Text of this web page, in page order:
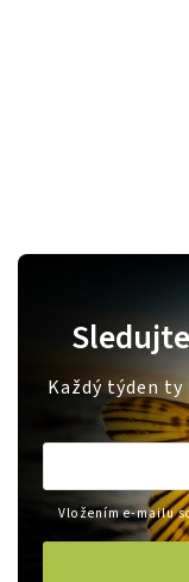
Každý týden
Vložením e-mailu